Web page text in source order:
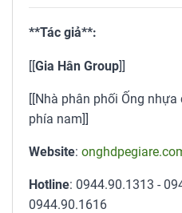
**Tác giả**:
[[Gia Hân Group]]
[[Nhà phân phối Ống
phía nam]]
Website:
Hotline: 0944.90.1313 -
0944.90.1616